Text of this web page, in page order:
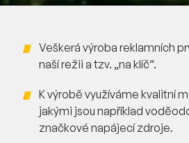
Veškerá výroba reklamních
naší režii a tzv. „na klíč“.
K výrobě využíváme kvalitní
jakými jsou například
značkové napájecí zdroje.